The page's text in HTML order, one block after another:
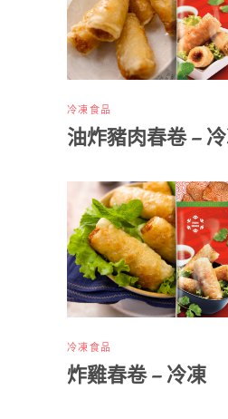
冷凍食品
油炸豬肉春卷 –
冷凍食品
炸雞春卷 – 冷凍